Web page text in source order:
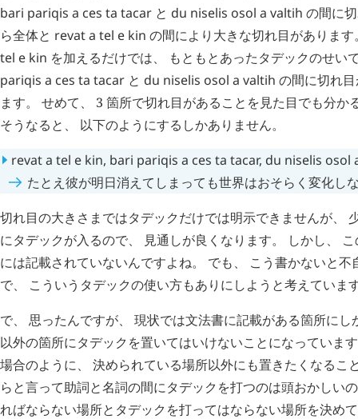
bari pariqis a ces ta tacar と du niselis osol a valtih の間に
ら全体と revata tel e kin の間により大きな切れ目がありま
tel e kin を加えるだけでは、 もともとあったタデックのせい
pariqis a ces ta tacar と du niselis osol a valtih の間に切れ
ます。 せめて、 3 箇所で切れ目があることを見た目でも分か
そうなると、 以下のようにするしかありません。
revata tel e kin, bari pariqis a ces ta tacar, du niselis osol
たとえ彼が明日消えてしまっても世界はおそらく変化し
切れ目の大きさまではタデックだけでは明示できませんが、
にタデックが入るので、 見通しが良くなります。 しかし、
には記載されていないんですよね。 でも、 こう書かないと不
で、 こういうタデックの使い方もありにしようと考えていま
で、 思ったんですが、 現状では文法書に記載がある箇所に
以外の箇所にタデックを置いてはいけないことになっていま
場合のように、 決められている場所以外にも置きたくなるこ
らと言って助詞と名詞の間にタデックを打つのは頭おかしい
ればならない場所とタデックを打ってはならない場所を決め